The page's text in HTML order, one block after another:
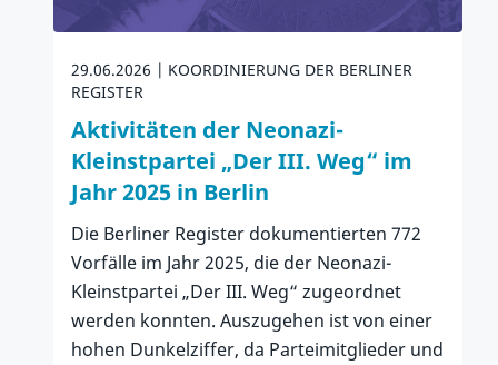
29.06.2026
KOORDINIERUNG DER BERLINER
REGISTER
Aktivitäten der Neonazi-
Kleinstpartei „Der III. Weg“ im
Jahr 2025 in Berlin
Die Berliner Register dokumentierten 772
Vorfälle im Jahr 2025, die der Neonazi-
Kleinstpartei „Der III. Weg“ zugeordnet
werden konnten. Auszugehen ist von einer
hohen Dunkelziffer, da Parteimitglieder und